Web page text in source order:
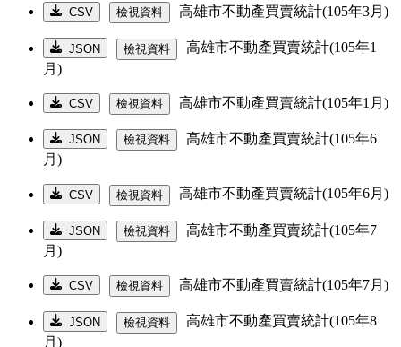
CSV 檢視資料 高雄市不動產買賣統計(105年3月)
JSON 檢視資料
高雄市不動產買賣統計(105年1
月)
CSV 檢視資料 高雄市不動產買賣統計(105年1月)
JSON 檢視資料
高雄市不動產買賣統計(105年6
月)
CSV 檢視資料 高雄市不動產買賣統計(105年6月)
JSON 檢視資料
高雄市不動產買賣統計(105年7
月)
CSV 檢視資料 高雄市不動產買賣統計(105年7月)
JSON 檢視資料
高雄市不動產買賣統計(105年8
月)